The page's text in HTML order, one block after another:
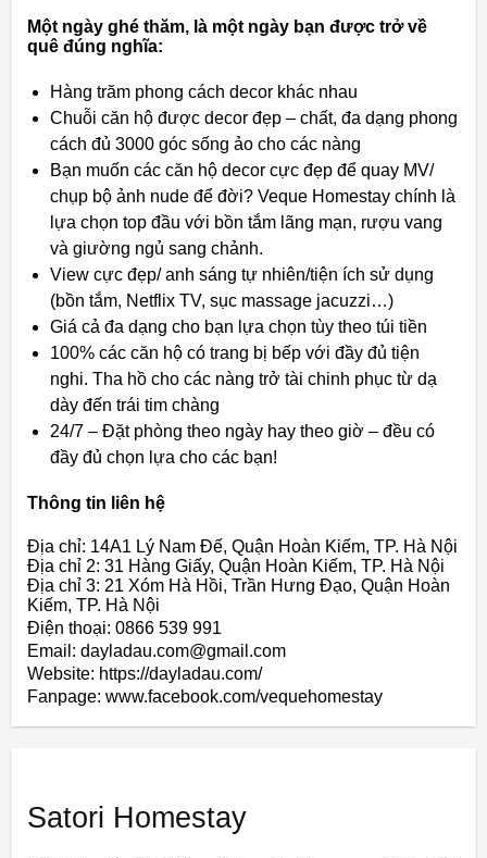
Một ngày ghé thăm, là một ngày bạn được trở về
quê đúng nghĩa:
Hàng trăm phong cách decor khác nhau
Chuỗi căn hộ được decor đẹp – chất, đa dạng phong
cách đủ 3000 góc sống ảo cho các nàng
Bạn muốn các căn hộ decor cực đẹp để quay MV/
chụp bộ ảnh nude để đời? Veque Homestay chính là
lựa chọn top đầu với bồn tắm lãng mạn, rượu vang
và giường ngủ sang chảnh.
View cực đẹp/ anh sáng tự nhiên/tiện ích sử dụng
(bồn tắm, Netflix TV, sục massage jacuzzi…)
Giá cả đa dạng cho bạn lựa chọn tùy theo túi tiền
100% các căn hộ có trang bị bếp với đầy đủ tiện
nghi. Tha hồ cho các nàng trở tài chinh phục từ dạ
dày đến trái tim chàng
24/7 – Đặt phòng theo ngày hay theo giờ – đều có
đầy đủ chọn lựa cho các bạn!
Thông tin liên hệ
Địa chỉ: 14A1 Lý Nam Đế, Quận Hoàn Kiếm, TP. Hà Nội
Địa chỉ 2: 31 Hàng Giấy, Quận Hoàn Kiếm, TP. Hà Nội
Địa chỉ 3: 21 Xóm Hà Hồi, Trần Hưng Đạo, Quận Hoàn
Kiếm, TP. Hà Nội
Điện thoại: 0866 539 991
Email: dayladau.com@gmail.com
Website: https://dayladau.com/
Fanpage: www.facebook.com/vequehomestay
Satori Homestay